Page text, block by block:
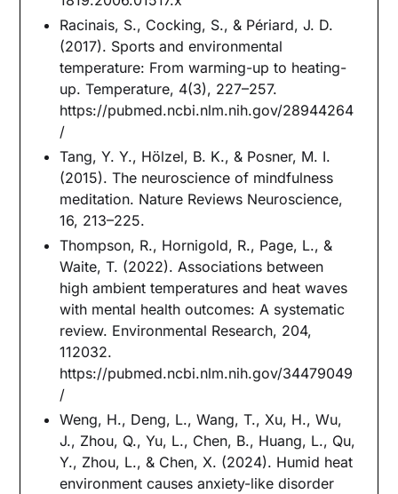
Racinais, S., Cocking, S., & Périard, J. D.
(2017). Sports and environmental
temperature: From warming-up to heating-
up. Temperature, 4(3), 227–257.
https://pubmed.ncbi.nlm.nih.gov/28944264
/
Tang, Y. Y., Hölzel, B. K., & Posner, M. I.
(2015). The neuroscience of mindfulness
meditation. Nature Reviews Neuroscience,
16, 213–225.
Thompson, R., Hornigold, R., Page, L., &
Waite, T. (2022). Associations between
high ambient temperatures and heat waves
with mental health outcomes: A systematic
review. Environmental Research, 204,
112032.
https://pubmed.ncbi.nlm.nih.gov/34479049
/
Weng, H., Deng, L., Wang, T., Xu, H., Wu,
J., Zhou, Q., Yu, L., Chen, B., Huang, L., Qu,
Y., Zhou, L., & Chen, X. (2024). Humid heat
environment causes anxiety-like disorder